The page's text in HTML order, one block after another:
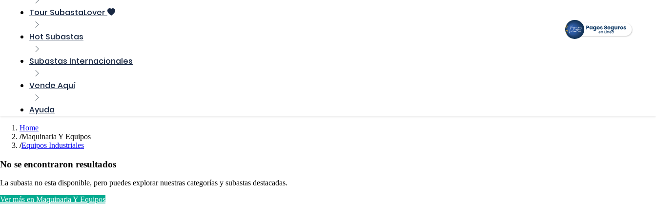
Tour SubastaLover
Hot Subastas
Subastas Internacionales
Vende Aquí
Ayuda
Home
Maquinaria Y Equipos
Equipos Industriales
No se encontraron resultados
La subasta no esta disponible, pero puedes explorar nuestras categorías y subastas destacadas.
Ver más en Maquinaria Y Equipos